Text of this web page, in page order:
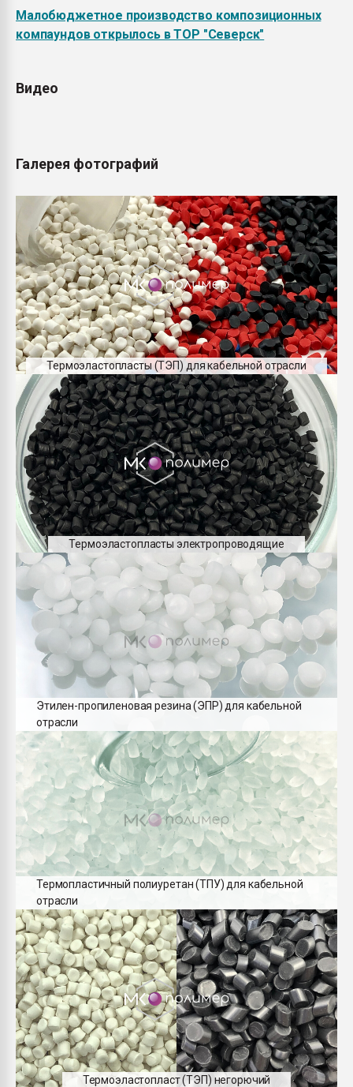
Малобюджетное производство композиционных
компаундов открылось в ТОР "Северск"
Видео
Галерея фотографий
Термоэластопласты (ТЭП) для кабельной отрасли
Термоэластопласты электропроводящие
Этилен-пропиленовая резина (ЭПР) для кабельной
отрасли
Термопластичный полиуретан (ТПУ) для кабельной
отрасли
Термоэластопласт (ТЭП) негорючий